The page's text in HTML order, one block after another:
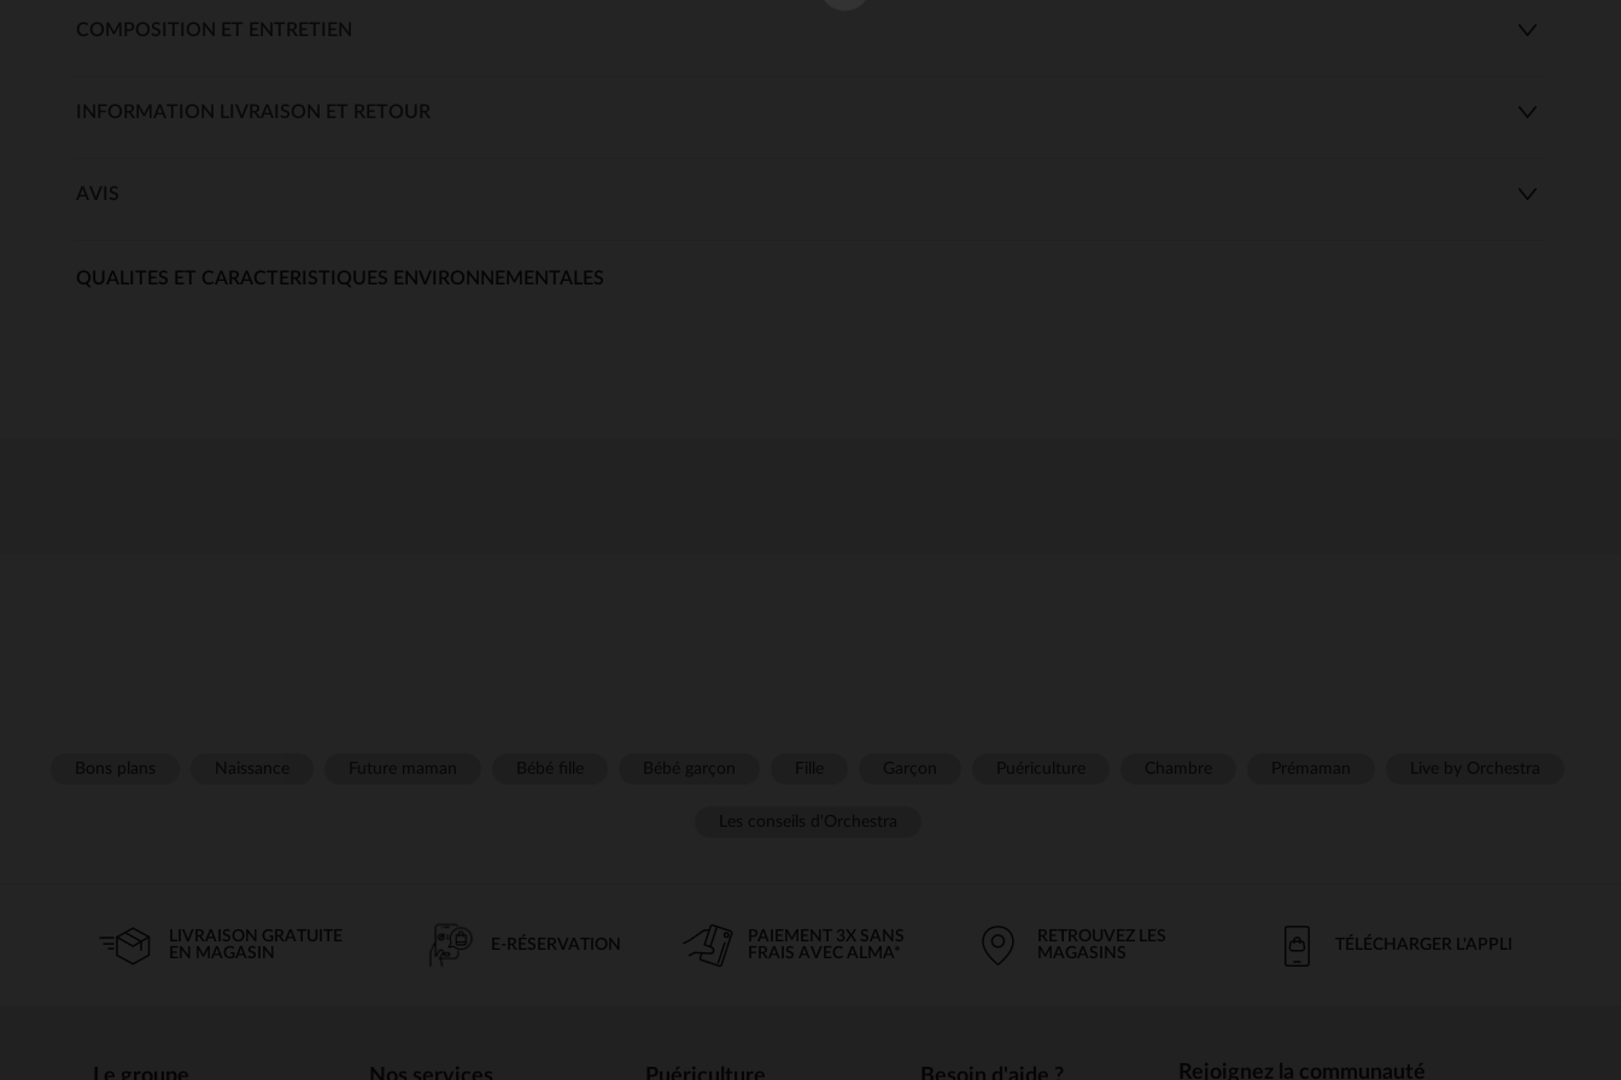
COMPOSITION ET ENTRETIEN
INFORMATION LIVRAISON ET RETOUR
AVIS
QUALITES ET CARACTERISTIQUES ENVIRONNEMENTALES
LIVRAISON GRATUITE
EN MAGASIN
E-RÉSERVATION
PAIEMENT 3X SANS
FRAIS AVEC ALMA*
RETROUVEZ LES
MAGASINS
TÉLÉCHARGER L'APPLI
Rejoignez la communauté